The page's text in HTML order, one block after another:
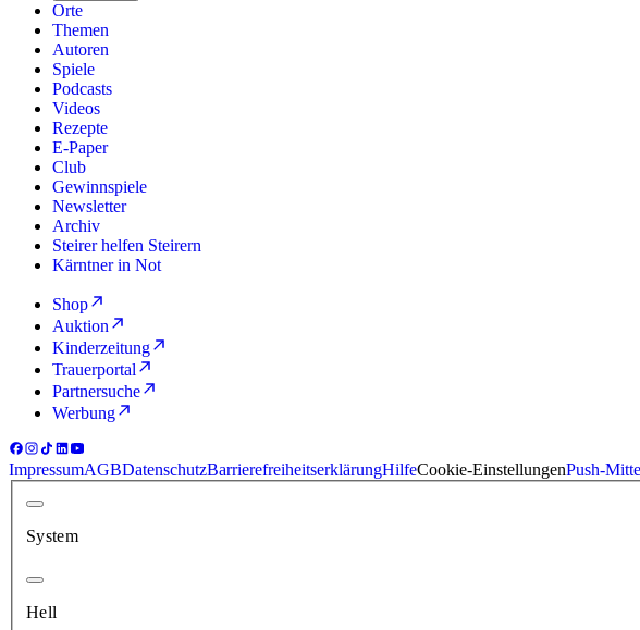
Orte
Themen
Autoren
Spiele
Podcasts
Videos
Rezepte
E-Paper
Club
Gewinnspiele
Newsletter
Archiv
Steirer helfen Steirern
Kärntner in Not
Shop
Auktion
Kinderzeitung
Trauerportal
Partnersuche
Werbung
ImpressumAGBDatenschutzBarrierefreiheitserklärungHilfeCookie-EinstellungenPush-
System
Hell